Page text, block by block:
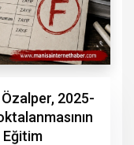
2025-
Eğitim